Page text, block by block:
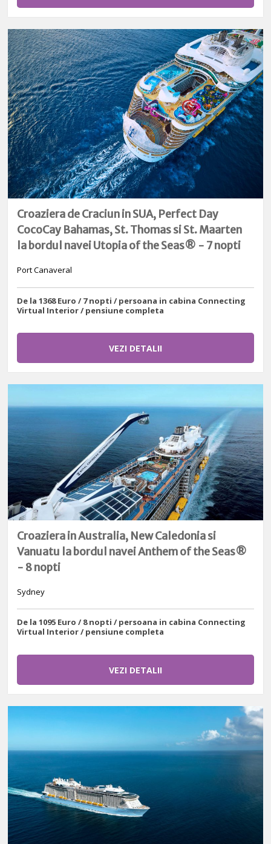
Croaziera de Craciun in SUA, Perfect Day
CocoCay Bahamas, St. Thomas si St. Maarten
la bordul navei Utopia of the Seas® - 7 nopti
Port Canaveral
De la 1368 Euro / 7 nopti / persoana in cabina Connecting
Virtual Interior / pensiune completa
VEZI DETALII
Croaziera in Australia, New Caledonia si
Vanuatu la bordul navei Anthem of the Seas®
- 8 nopti
Sydney
De la 1095 Euro / 8 nopti / persoana in cabina Connecting
Virtual Interior / pensiune completa
VEZI DETALII